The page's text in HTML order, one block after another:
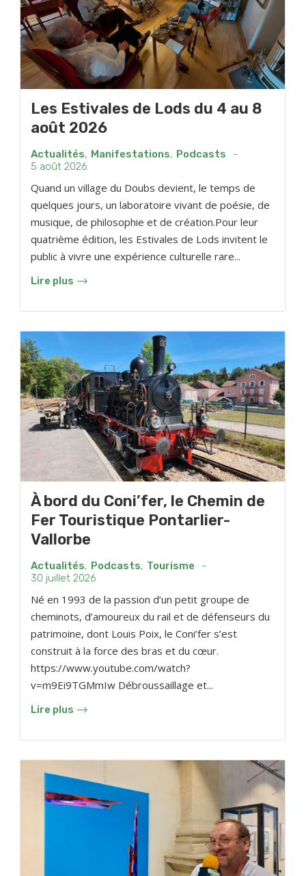
Les Estivales de Lods du 4 au 8
août 2026
Actualités, Manifestations, Podcasts
-
5 août 2026
Quand un village du Doubs devient, le temps de
quelques jours, un laboratoire vivant de poésie, de
musique, de philosophie et de création.Pour leur
quatrième édition, les Estivales de Lods invitent le
public à vivre une expérience culturelle rare...
Lire plus
À bord du Coni’fer, le Chemin de
Fer Touristique Pontarlier-
Vallorbe
Actualités, Podcasts, Tourisme
-
30 juillet 2026
Né en 1993 de la passion d’un petit groupe de
cheminots, d’amoureux du rail et de défenseurs du
patrimoine, dont Louis Poix, le Coni’fer s’est
construit à la force des bras et du cœur.
https://www.youtube.com/watch?
v=m9Ei9TGMmIw Débroussaillage et...
Lire plus